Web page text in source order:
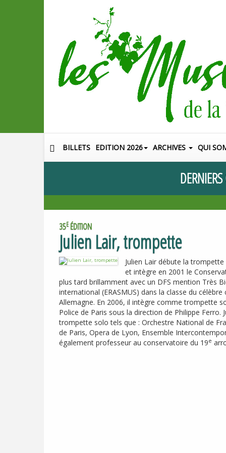
BILLETS EDITION 2026 ARCHIVES QUI
DERNIERS
35E ÉDITION
Julien Lair, trompette
Julien Lair débute la
et intègre en 2001 le
plus tard brillamment avec un DFS mention Très
international (ERASMUS) dans la classe du
Allemagne. En 2006, il intègre comme trompette
Police de Paris sous la direction de Philippe
trompette solo tels que : Orchestre National de
de Paris, Opera de Lyon, Ensemble
également professeur au conservatoire du 19e